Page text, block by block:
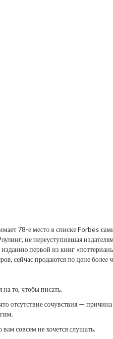
78-е место в списке Forbes
не переуступившая
первой из книг
сейчас продаются по цене более
на то, чтобы писать.
отсутствие сочувствия —
совсем не хочется слушать.